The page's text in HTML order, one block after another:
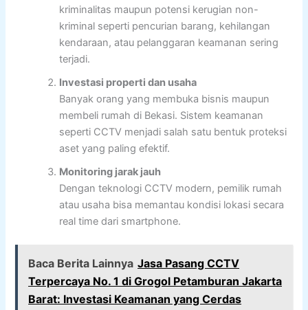
kriminalitas maupun potensi kerugian non-
kriminal seperti pencurian barang, kehilangan
kendaraan, atau pelanggaran keamanan sering
terjadi.
Investasi properti dan usaha
Banyak orang yang membuka bisnis maupun
membeli rumah di Bekasi. Sistem keamanan
seperti CCTV menjadi salah satu bentuk proteksi
aset yang paling efektif.
Monitoring jarak jauh
Dengan teknologi CCTV modern, pemilik rumah
atau usaha bisa memantau kondisi lokasi secara
real time dari smartphone.
Baca Berita Lainnya Jasa Pasang CCTV
Terpercaya No. 1 di Grogol Petamburan Jakarta
Barat: Investasi Keamanan yang Cerdas